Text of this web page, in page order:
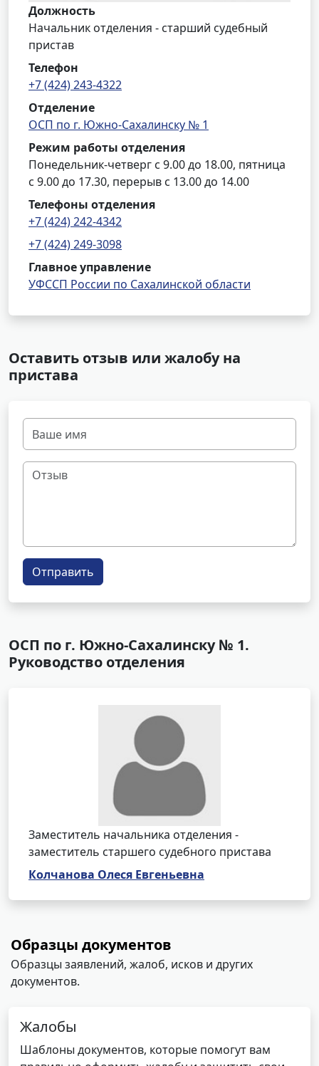
Должность
Начальник отделения - старший судебный
пристав
Телефон
+7 (424) 243-4322
Отделение
ОСП по г. Южно-Сахалинску № 1
Режим работы отделения
Понедельник-четверг с 9.00 до 18.00, пятница
с 9.00 до 17.30, перерыв с 13.00 до 14.00
Телефоны отделения
+7 (424) 242-4342
+7 (424) 249-3098
Главное управление
УФССП России по Сахалинской области
Оставить отзыв или жалобу на
пристава
Отправить
ОСП по г. Южно-Сахалинску № 1.
Руководство отделения
Заместитель начальника отделения -
заместитель старшего судебного пристава
Колчанова Олеся Евгеньевна
Образцы документов
Образцы заявлений, жалоб, исков и других
документов.
Жалобы
Шаблоны документов, которые помогут вам